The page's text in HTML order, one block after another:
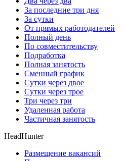
За последние три дня
За сутки
От прямых работодателей
Полный день
По совместительству
Подработка
Полная занятость
Сменный график
Сутки через двое
Сутки через трое
Три через три
Удаленная работа
Частичная занятость
HeadHunter
Размещение вакансий